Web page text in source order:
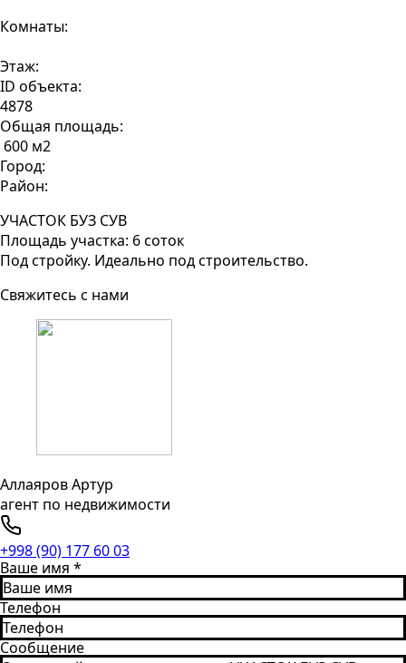
Комнаты:
Этаж:
ID объекта:
4878
Общая площадь:
600 м2
Город:
Район:
УЧАСТОК БУЗ СУВ
Площадь участка: 6 соток
Под стройку. Идеально под строительство.
Свяжитесь с нами
Аллаяров Артур
агент по недвижимости
+998 (90) 177 60 03
Ваше имя *
Телефон
Сообщение